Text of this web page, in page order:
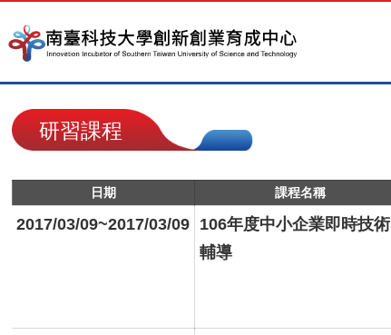
研習課程
日期 課程名稱
2017/03/09~2017/03/09
106年度中小企業即時技術
輔導